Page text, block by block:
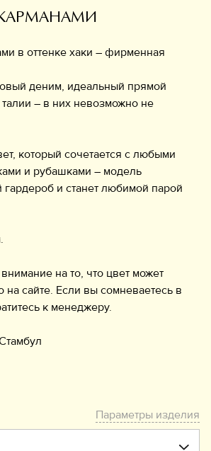
в оттенке хаки – фирменная
деним, идеальный прямой
– в них невозможно не
который сочетается с любыми
и рубашками – модель
и станет любимой парой
на то, что цвет может
на сайте. Если вы сомневаетесь в
к менеджеру.
Параметры изделия